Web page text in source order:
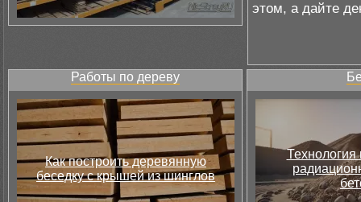
этом, а дайте
Работы по дереву
Как построить деревянную
беседку с крышей из шинглов
Технология